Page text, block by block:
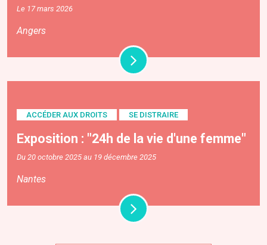
Le 17 mars 2026
Angers
ACCÉDER AUX DROITS SE DISTRAIRE
Exposition : "24h de la vie d'une femme"
Du 20 octobre 2025 au 19 décembre 2025
Nantes